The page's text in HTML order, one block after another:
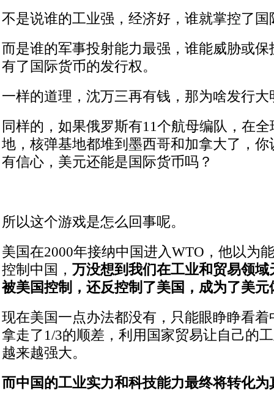
不是说谁的工业强，经济好，谁就掌控了国
而是谁的军事投射能力最强，谁能威胁或
有了国际货币的发行权。
一样的道理，沈万三再有钱，那为啥发行
同样的，如果俄罗斯有11个航母编队，在
地，核弹基地都堆到墨西哥和加拿大了，
有信心，美元还能是国际货币吗？
所以这个游戏是怎么回事呢。
美国在2000年接纳中国进入WTO，他以为
控制中国， 万没想到我们在工业和贸易领
被美国控制，还反控制了美国，成为了美
现在美国一点办法都没有，只能眼睁睁看
拿走了1/3的顺差，利用国家贸易让自己的
越来越强大。
而中国的工业实力和科技能力最终将转化